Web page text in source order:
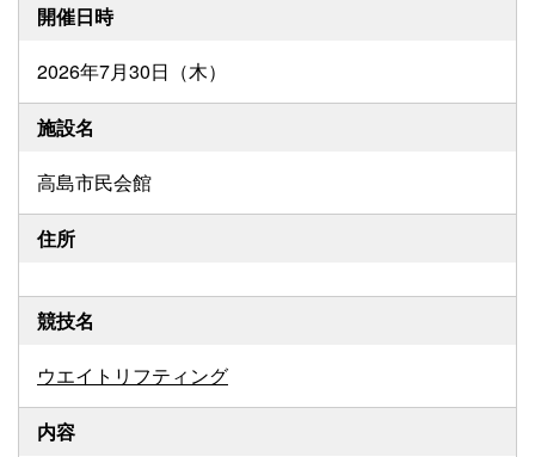
開催日時
2026年7月30日（木）
施設名
高島市民会館
住所
競技名
ウエイトリフティング
内容